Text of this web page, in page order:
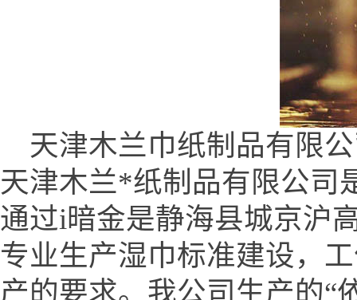
天津木兰巾纸制品有限公
天津木兰*纸制品有限公司
通过i暗金是静海县城京沪
专业生产湿巾标准建设，
产的要求。我公司生产的“